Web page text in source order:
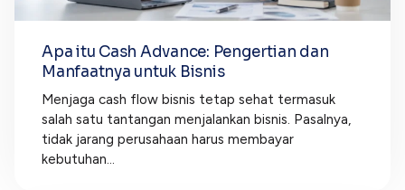
Apa itu Cash Advance: Pengertian dan
Manfaatnya untuk Bisnis
Menjaga cash flow bisnis tetap sehat termasuk
salah satu tantangan menjalankan bisnis. Pasalnya,
tidak jarang perusahaan harus membayar
kebutuhan...